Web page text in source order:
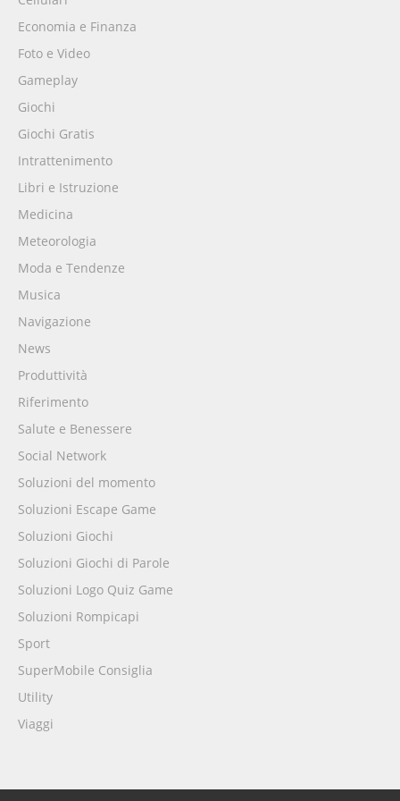
Economia e Finanza
Foto e Video
Gameplay
Giochi
Giochi Gratis
Intrattenimento
Libri e Istruzione
Medicina
Meteorologia
Moda e Tendenze
Musica
Navigazione
News
Produttività
Riferimento
Salute e Benessere
Social Network
Soluzioni del momento
Soluzioni Escape Game
Soluzioni Giochi
Soluzioni Giochi di Parole
Soluzioni Logo Quiz Game
Soluzioni Rompicapi
Sport
SuperMobile Consiglia
Utility
Viaggi